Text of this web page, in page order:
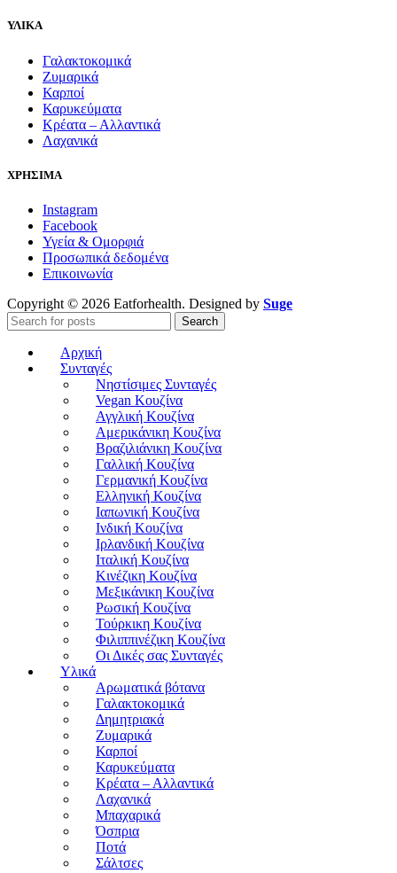
ΥΛΙΚΑ
Γαλακτοκομικά
Ζυμαρικά
Καρποί
Καρυκεύματα
Κρέατα – Αλλαντικά
Λαχανικά
ΧΡΗΣΙΜΑ
Instagram
Facebook
Υγεία & Ομορφιά
Προσωπικά δεδομένα
Επικοινωνία
Copyright © 2026 Eatforhealth. Designed by Suge
Search
Αρχική
Συνταγές
Νηστίσιμες Συνταγές
Vegan Κουζίνα
Αγγλική Κουζίνα
Αμερικάνικη Κουζίνα
Βραζιλιάνικη Κουζίνα
Γαλλική Κουζίνα
Γερμανική Κουζίνα
Ελληνική Κουζίνα
Ιαπωνική Κουζίνα
Ινδική Κουζίνα
Ιρλανδική Κουζίνα
Ιταλική Κουζίνα
Κινέζικη Κουζίνα
Μεξικάνικη Κουζίνα
Ρωσική Κουζίνα
Τούρκικη Κουζίνα
Φιλιππινέζικη Κουζίνα
Οι Δικές σας Συνταγές
Υλικά
Αρωματικά βότανα
Γαλακτοκομικά
Δημητριακά
Ζυμαρικά
Καρποί
Καρυκεύματα
Κρέατα – Αλλαντικά
Λαχανικά
Μπαχαρικά
Όσπρια
Ποτά
Σάλτσες